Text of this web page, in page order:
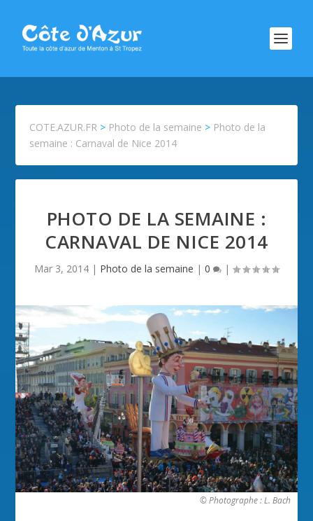
COTE.AZUR.FR > Photo de la semaine > Photo de la
semaine : Carnaval de Nice 2014
PHOTO DE LA SEMAINE :
CARNAVAL DE NICE 2014
Mar 3, 2014 | Photo de la semaine | 0 |
© Photographe : L. Bach